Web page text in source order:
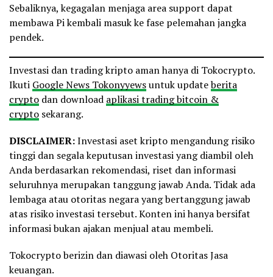
Sebaliknya, kegagalan menjaga area support dapat
membawa Pi kembali masuk ke fase pelemahan jangka
pendek.
Investasi dan trading kripto aman hanya di Tokocrypto.
Ikuti Google News Tokonyyewsuntuk updateberita
crypto dan download aplikasi trading bitcoin &
crypto sekarang.
DISCLAIMER:Investasi aset kripto mengandung risiko
tinggi dan segala keputusan investasi yang diambil oleh
Anda berdasarkan rekomendasi, riset dan informasi
seluruhnya merupakan tanggung jawab Anda. Tidak ada
lembaga atau otoritas negara yang bertanggung jawab
atas risiko investasi tersebut. Konten ini hanya bersifat
informasi bukan ajakan menjual atau membeli.
Tokocrypto berizin dan diawasi oleh Otoritas Jasa
keuangan.